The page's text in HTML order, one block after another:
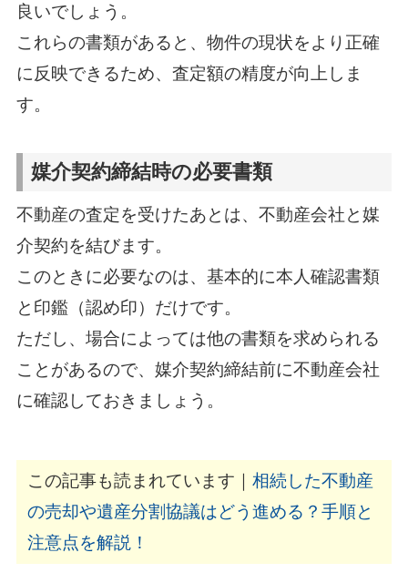
良いでしょう。
これらの書類があると、物件の現状をより正確
に反映できるため、査定額の精度が向上しま
す。
媒介契約締結時の必要書類
不動産の査定を受けたあとは、不動産会社と媒
介契約を結びます。
このときに必要なのは、基本的に本人確認書類
と印鑑（認め印）だけです。
ただし、場合によっては他の書類を求められる
ことがあるので、媒介契約締結前に不動産会社
に確認しておきましょう。
この記事も読まれています｜ 相続した不動産
の売却や遺産分割協議はどう進める？手順と
注意点を解説！